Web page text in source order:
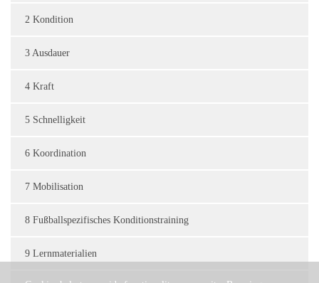
2 Kondition
3 Ausdauer
4 Kraft
5 Schnelligkeit
6 Koordination
7 Mobilisation
8 Fußballspezifisches Konditionstraining
9 Lernmaterialien